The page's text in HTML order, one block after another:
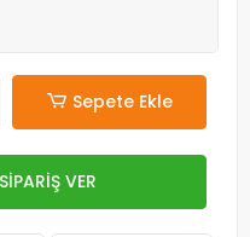
Sepete Ekle
VER